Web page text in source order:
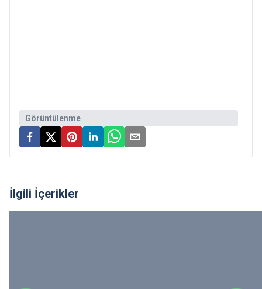
Görüntülenme
İlgili İçerikler